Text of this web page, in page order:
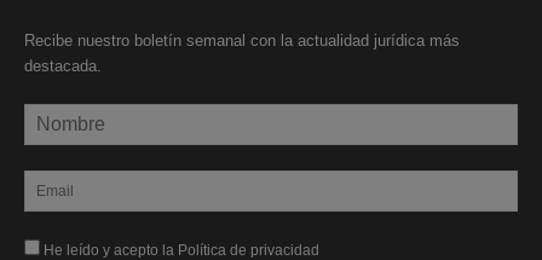
Recibe nuestro boletín semanal con la actualidad jurídica más
destacada.
He leído y acepto la Política de privacidad